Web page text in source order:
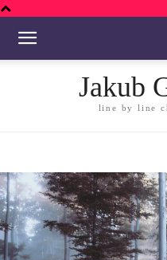
Jakub
line by line